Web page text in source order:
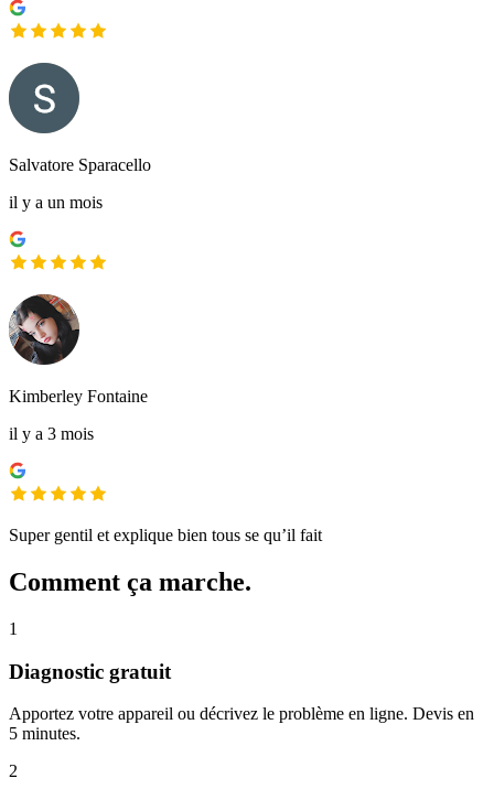
Salvatore Sparacello
il y a un mois
Kimberley Fontaine
il y a 3 mois
Super gentil et explique bien tous se qu’il fait
Comment ça marche.
1
Diagnostic gratuit
Apportez votre appareil ou décrivez le problème en ligne. Devis en
5 minutes.
2